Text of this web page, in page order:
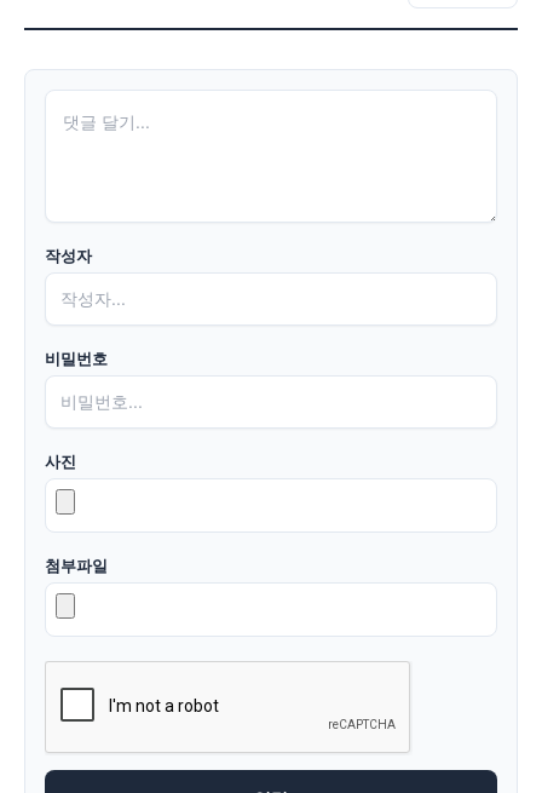
작성자
비밀번호
사진
첨부파일